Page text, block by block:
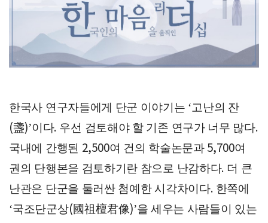
한국사 연구자들에게 단군 이야기는 ‘고난의 잔
(盞)’이다. 우선 검토해야 할 기존 연구가 너무 많다.
국내에 간행된 2,500여 건의 학술논문과 5,700여
권의 단행본을 검토하기란 참으로 난감하다. 더 큰
난관은 단군을 둘러싼 첨예한 시각차이다. 한쪽에
‘국조단군상( 國祖檀君像)’을 세우는 사람들이 있는